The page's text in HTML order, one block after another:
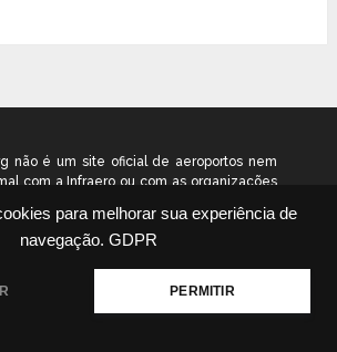
para melhorar sua experiência de
navegação. GDPR
PERMITIR
não é um site oficial de aeroportos nem
com a Infraero ou com as organizações
de informação voltado ao
2026 aeroportos.org – Todos os direitos